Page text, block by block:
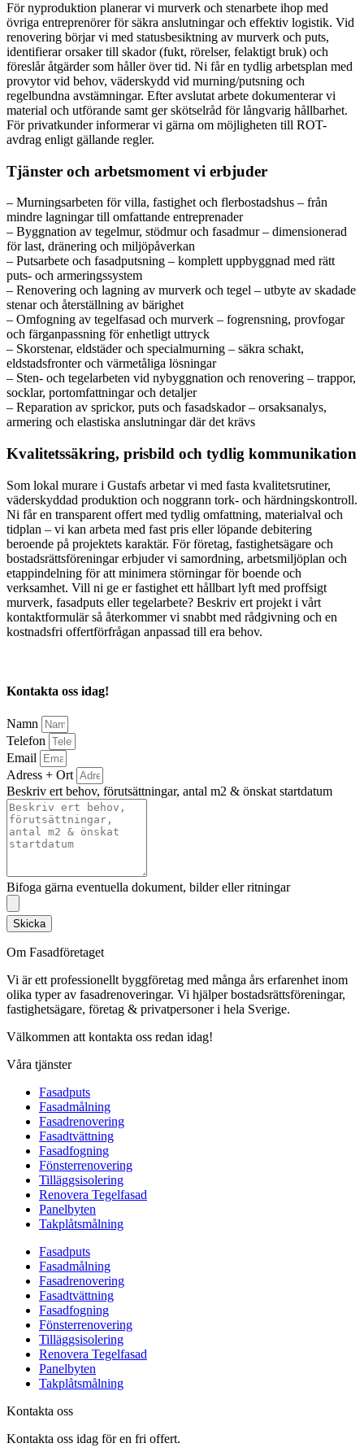
För nyproduktion planerar vi murverk och stenarbete ihop med
övriga entreprenörer för säkra anslutningar och effektiv logistik. Vid
renovering börjar vi med statusbesiktning av murverk och puts,
identifierar orsaker till skador (fukt, rörelser, felaktigt bruk) och
föreslår åtgärder som håller över tid. Ni får en tydlig arbetsplan med
provytor vid behov, väderskydd vid murning/putsning och
regelbundna avstämningar. Efter avslutat arbete dokumenterar vi
material och utförande samt ger skötselråd för långvarig hållbarhet.
För privatkunder informerar vi gärna om möjligheten till ROT-
avdrag enligt gällande regler.
Tjänster och arbetsmoment vi erbjuder
– Murningsarbeten för villa, fastighet och flerbostadshus – från
mindre lagningar till omfattande entreprenader
– Byggnation av tegelmur, stödmur och fasadmur – dimensionerad
för last, dränering och miljöpåverkan
– Putsarbete och fasadputsning – komplett uppbyggnad med rätt
puts- och armeringssystem
– Renovering och lagning av murverk och tegel – utbyte av skadade
stenar och återställning av bärighet
– Omfogning av tegelfasad och murverk – fogrensning, provfogar
och färganpassning för enhetligt uttryck
– Skorstenar, eldstäder och specialmurning – säkra schakt,
eldstadsfronter och värmetåliga lösningar
– Sten- och tegelarbeten vid nybyggnation och renovering – trappor,
socklar, portomfattningar och detaljer
– Reparation av sprickor, puts och fasadskador – orsaksanalys,
armering och elastiska anslutningar där det krävs
Kvalitetssäkring, prisbild och tydlig kommunikation
Som lokal murare i Gustafs arbetar vi med fasta kvalitetsrutiner,
väderskyddad produktion och noggrann tork- och härdningskontroll.
Ni får en transparent offert med tydlig omfattning, materialval och
tidplan – vi kan arbeta med fast pris eller löpande debitering
beroende på projektets karaktär. För företag, fastighetsägare och
bostadsrättsföreningar erbjuder vi samordning, arbetsmiljöplan och
etappindelning för att minimera störningar för boende och
verksamhet. Vill ni ge er fastighet ett hållbart lyft med proffsigt
murverk, fasadputs eller tegelarbete? Beskriv ert projekt i vårt
kontaktformulär så återkommer vi snabbt med rådgivning och en
kostnadsfri offertförfrågan anpassad till era behov.
Kontakta oss idag!
Namn
Telefon
Email
Adress + Ort
Beskriv ert behov, förutsättningar, antal m2 & önskat startdatum
Bifoga gärna eventuella dokument, bilder eller ritningar
Skicka
Om Fasadföretaget
Vi är ett professionellt byggföretag med många års erfarenhet inom
olika typer av fasadrenoveringar. Vi hjälper bostadsrättsföreningar,
fastighetsägare, företag & privatpersoner i hela Sverige.
Välkommen att kontakta oss redan idag!
Våra tjänster
Fasadputs
Fasadmålning
Fasadrenovering
Fasadtvättning
Fasadfogning
Fönsterrenovering
Tilläggsisolering
Renovera Tegelfasad
Panelbyten
Takplåtsmålning
Fasadputs
Fasadmålning
Fasadrenovering
Fasadtvättning
Fasadfogning
Fönsterrenovering
Tilläggsisolering
Renovera Tegelfasad
Panelbyten
Takplåtsmålning
Kontakta oss
Kontakta oss idag för en fri offert.